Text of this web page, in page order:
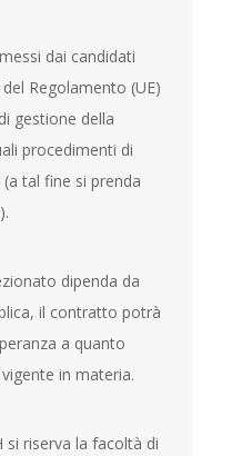
dai candidati
Regolamento (UE)
gestione della
procedimenti di
tal fine si prenda
dipenda da
il contratto potrà
a quanto
in materia.
si riserva la facoltà di